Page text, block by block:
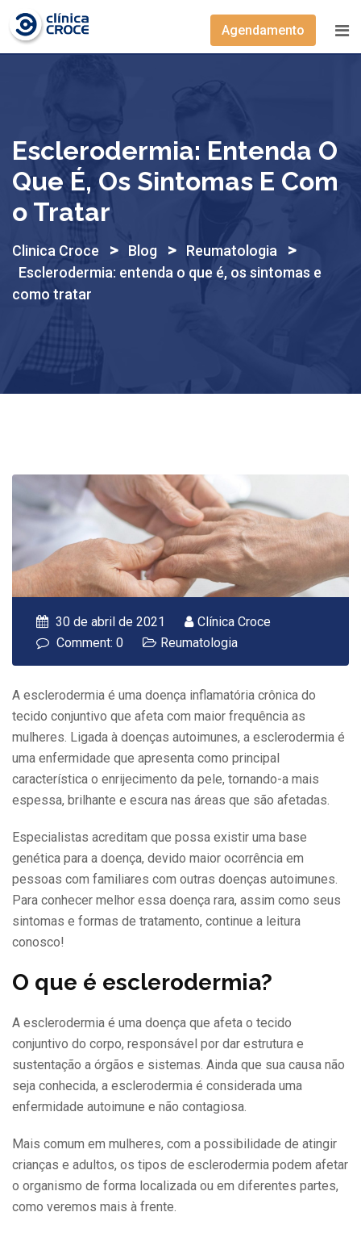
Skip
content
Agendamento
Esclerodermia: Entenda O
Que É, Os Sintomas E Com
O Tratar
Clinica Croce > Blog > Reumatologia >
Esclerodermia: entenda o que é, os sintomas e
como tratar
30 de abril de 2021
Clínica Croce
Comment: 0
Reumatologia
A esclerodermia é uma doença inflamatória crônica do
tecido conjuntivo que afeta com maior frequência as
mulheres. Ligada à doenças autoimunes, a esclerodermia é
uma enfermidade que apresenta como principal
característica o enrijecimento da pele, tornando-a mais
espessa, brilhante e escura nas áreas que são afetadas.
Especialistas acreditam que possa existir uma base
genética para a doença, devido maior ocorrência em
pessoas com familiares com outras doenças autoimunes.
Para conhecer melhor essa doença rara, assim como seus
sintomas e formas de tratamento, continue a leitura
conosco!
O que é esclerodermia?
A esclerodermia é uma doença que afeta o tecido
conjuntivo do corpo, responsável por dar estrutura e
sustentação a órgãos e sistemas. Ainda que sua causa não
seja conhecida, a esclerodermia é considerada uma
enfermidade autoimune e não contagiosa.
Mais comum em mulheres, com a possibilidade de atingir
crianças e adultos, os tipos de esclerodermia podem afetar
o organismo de forma localizada ou em diferentes partes,
como veremos mais à frente.